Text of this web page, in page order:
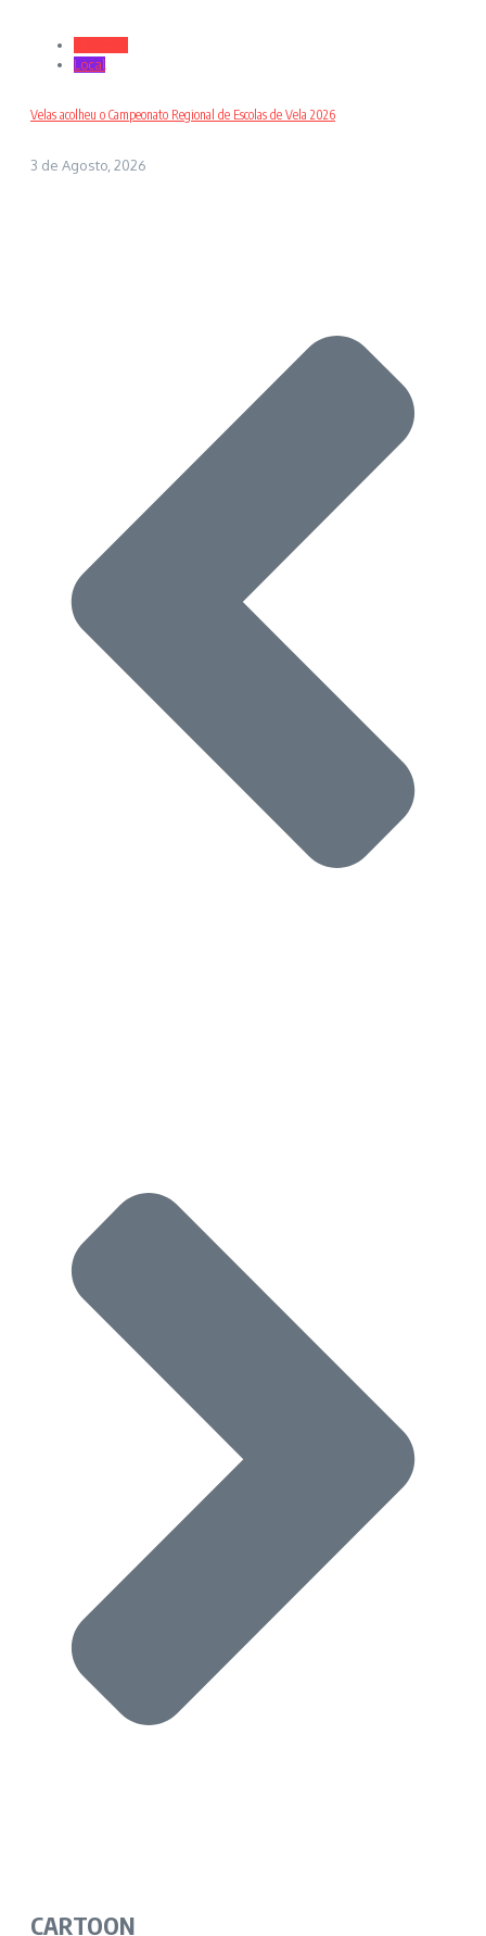
Local
Velas acolheu o Campeonato Regional de Escolas de Vela 2026
3 de Agosto, 2026
CARTOON